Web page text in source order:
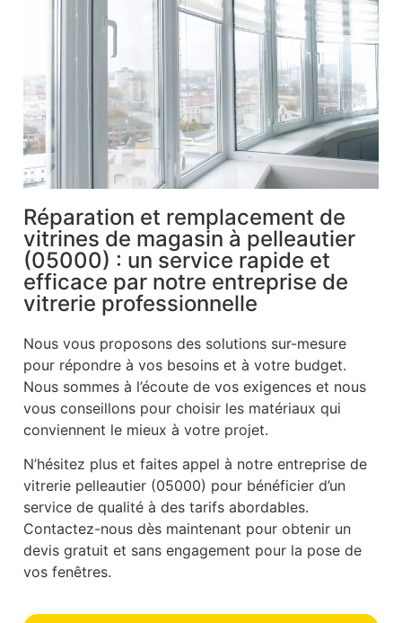
Réparation et remplacement de
vitrines de magasin à pelleautier
(05000) : un service rapide et
efficace par notre entreprise de
vitrerie professionnelle
Nous vous proposons des solutions sur-mesure
pour répondre à vos besoins et à votre budget.
Nous sommes à l’écoute de vos exigences et nous
vous conseillons pour choisir les matériaux qui
conviennent le mieux à votre projet.
N’hésitez plus et faites appel à notre entreprise de
vitrerie pelleautier (05000) pour bénéficier d’un
service de qualité à des tarifs abordables.
Contactez-nous dès maintenant pour obtenir un
devis gratuit et sans engagement pour la pose de
vos fenêtres.